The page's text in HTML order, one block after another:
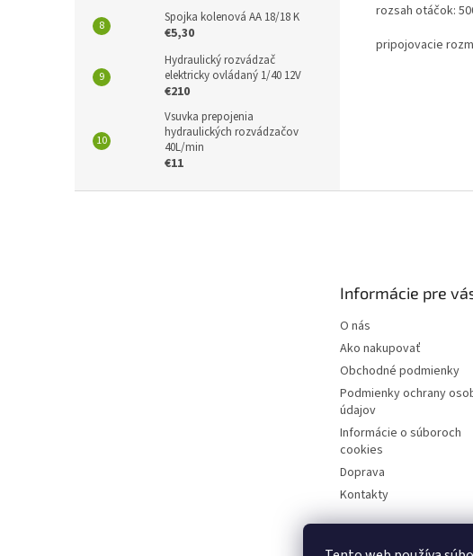
Spojka kolenová AA 18/18 K
€5,30
Hydraulický rozvádzač
elektricky ovládaný 1/40 12V
€210
Vsuvka prepojenia
hydraulických rozvádzačov
40L/min
€11
rozsah otáčok:
pripojovacie
Informácie pre
O nás
Ako nakupovať
Obchodné podmienky
Podmienky ochrany
údajov
Informácie o súboroch
cookies
Doprava
Kontakty